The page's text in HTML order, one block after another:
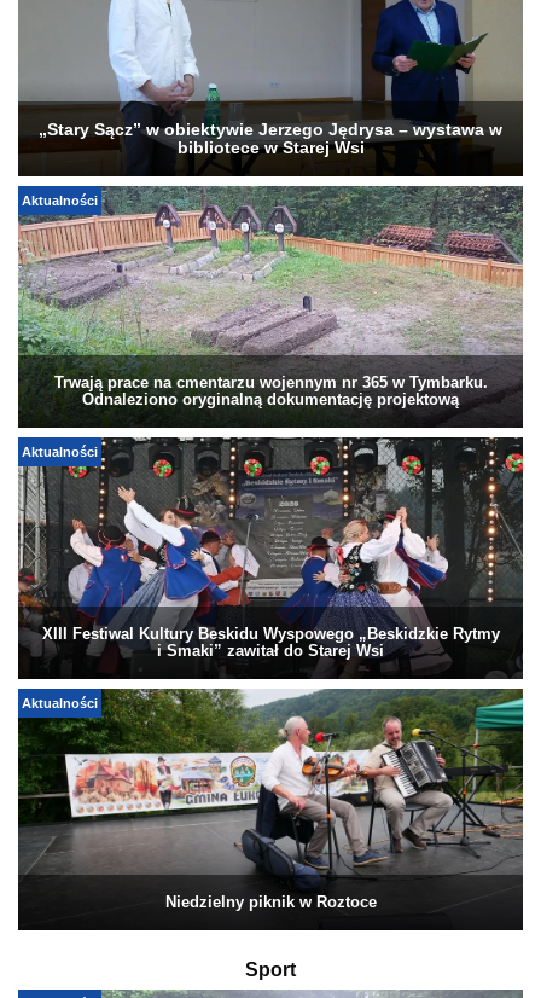
„Stary Sącz” w obiektywie Jerzego Jędrysa – wystawa w
bibliotece w Starej Wsi
Aktualności
Trwają prace na cmentarzu wojennym nr 365 w Tymbarku.
Odnaleziono oryginalną dokumentację projektową
Aktualności
XIII Festiwal Kultury Beskidu Wyspowego „Beskidzkie Rytmy
i Smaki” zawitał do Starej Wsi
Aktualności
Niedzielny piknik w Roztoce
Sport